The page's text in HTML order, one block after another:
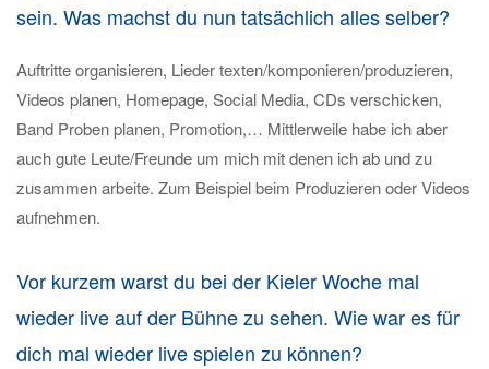
sein. Was machst du nun tatsächlich alles selber?
Auftritte organisieren, Lieder texten/komponieren/produzieren,
Videos planen, Homepage, Social Media, CDs verschicken,
Band Proben planen, Promotion,… Mittlerweile habe ich aber
auch gute Leute/Freunde um mich mit denen ich ab und zu
zusammen arbeite. Zum Beispiel beim Produzieren oder Videos
aufnehmen.
Vor kurzem warst du bei der Kieler Woche mal
wieder live auf der Bühne zu sehen. Wie war es für
dich mal wieder live spielen zu können?